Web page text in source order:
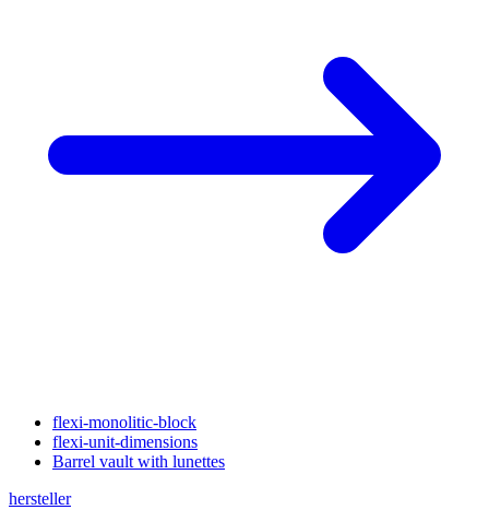
flexi-monolitic-block
flexi-unit-dimensions
Barrel vault with lunettes
hersteller